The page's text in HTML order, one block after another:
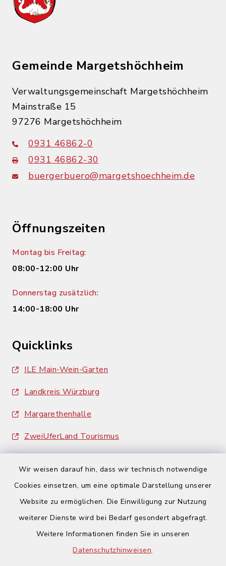
Wir weisen darauf hin, dass wir technisch notwendige
Cookies einsetzen, um eine optimale Darstellung unserer
Website zu ermöglichen. Die Einwilligung zur Nutzung
weiterer Dienste wird bei Bedarf gesondert abgefragt.
Weitere Informationen finden Sie in unseren
Datenschutzhinweisen.
Gemeinde Margetshöchheim
Verwaltungsgemeinschaft Margetshöchheim
Mainstraße 15
97276 Margetshöchheim
0931 46862-0
0931 46862-30
buergerbuero@margetshoechheim.de
Öffnungszeiten
Montag bis Freitag:
08:00-12:00 Uhr
Donnerstag zusätzlich:
14:00-18:00 Uhr
Quicklinks
ILE Main-Wein-Garten
Landkreis Würzburg
Margarethenhalle
ZweiUferLand Tourismus
Barrierefreiheit